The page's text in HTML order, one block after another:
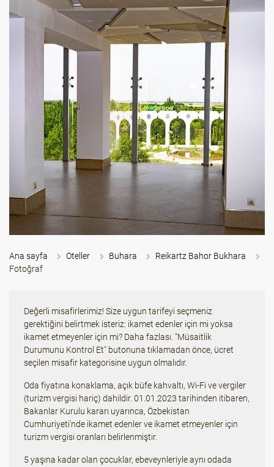
Ana sayfa Oteller Buhara
Reikartz Bahor Bukhara
Fotoğraf
Değerli misafirlerimiz! Size uygun tarifeyi seçmeniz
gerektiğini belirtmek isteriz: ikamet edenler için mi yoksa
ikamet etmeyenler için mi? Daha fazlası. "Müsaitlik
Durumunu Kontrol Et" butonuna tıklamadan önce, ücret
seçilen misafir kategorisine uygun olmalıdır.
Oda fiyatına konaklama, açık büfe kahvaltı, Wi-Fi ve vergiler
(turizm vergisi hariç) dahildir. 01.01.2023 tarihinden itibaren,
Bakanlar Kurulu kararı uyarınca, Özbekistan
Cumhuriyeti'nde ikamet edenler ve ikamet etmeyenler için
turizm vergisi oranları belirlenmiştir.
5 yaşına kadar olan çocuklar, ebeveynleriyle aynı odada